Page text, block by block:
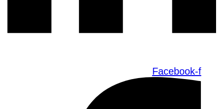
Facebook-f